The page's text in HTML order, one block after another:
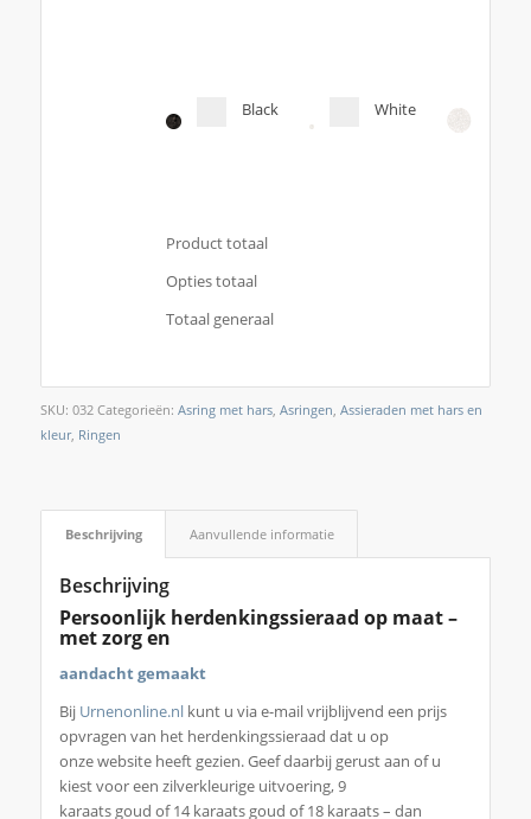
Black White
Product totaal
Opties totaal
Totaal generaal
SKU: 032 Categorieën: Asring met hars, Asringen Assieraden met hars en
kleur, Ringen
Beschrijving Aanvullende informatie
Beschrijving
Persoonlijk herdenkingssieraad op maat –
met zorg en
aandacht gemaakt
Bij Urnenonline.nlkunt u via e-mail vrijblijvend een prijs
opvragen van het herdenkingssieraad dat u op
onze website heeft gezien. Geef daarbij gerust aan of u
kiest voor een zilverkleurige uitvoering, 9
karaats goud of 14 karaats goud of 18 karaats – dan